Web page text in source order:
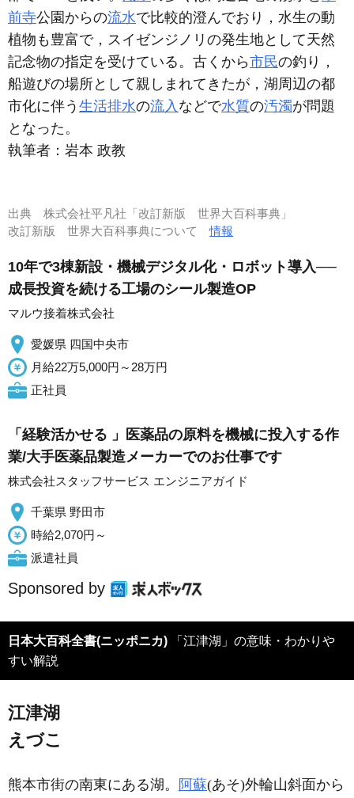
前寺公園からの流水で比較的澄んでおり，水生の動
植物も豊富で，スイゼンジノリの発生地として天然
記念物の指定を受けている。古くから市民の釣り，
船遊びの場所として親しまれてきたが，湖周辺の都
市化に伴う 生活排水の流入 などで水質の汚濁が問題
となった。
執筆者： 岩本 政教
出典 株式会社平凡社「改訂新版 世界大百科事典」
改訂新版 世界大百科事典について情報
10年で3棟新設・機械デジタル化・ロボット導入──
成長投資を続ける工場のシール製造OP
マルウ接着株式会社
愛媛県 四国中央市
月給22万5,000円～28万円
正社員
「経験活かせる 」医薬品の原料を機械に投入する作
業/大手医薬品製造メーカーでのお仕事です
株式会社スタッフサービス エンジニアガイド
千葉県 野田市
時給2,070円～
派遣社員
Sponsored by
日本大百科全書(ニッポニカ)
すい解説
江津湖
えづこ
熊本市街の南東にある湖。 阿蘇(あそ)外輪山斜面から